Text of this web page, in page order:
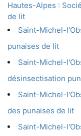
Hautes-Alpes :
de lit
Saint-Michel-
punaises de lit
Saint-Michel-
désinsectisation
Saint-Michel-
des punaises de lit
Saint-Michel-